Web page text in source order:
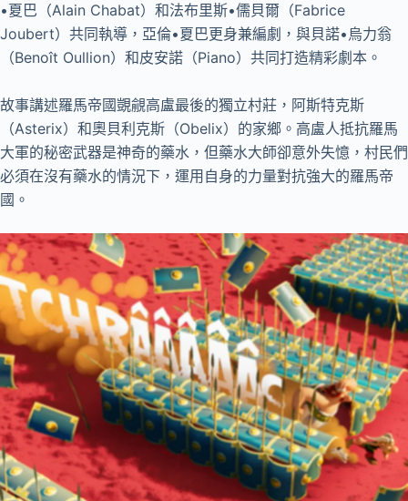
•夏巴（Alain Chabat）和法布里斯•儒貝爾（Fabrice
Joubert）共同執導，亞倫•夏巴更身兼編劇，與貝諾•烏力翁
（Benoît Oullion）和皮安諾（Piano）共同打造精彩劇本。
故事講述羅馬帝國覬覦高盧最後的獨立村莊，阿斯特克斯
（Asterix）和奧貝利克斯（Obelix）的家鄉。高盧人抵抗羅馬
大軍的秘密武器是神奇的藥水，但藥水大師卻意外失憶，村民們
必須在沒有藥水的情況下，運用自身的力量對抗強大的羅馬帝
國。